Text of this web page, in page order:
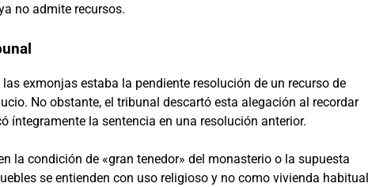
no admite recursos.
exmonjas estaba la pendiente resolución de un recurso de
No obstante, el tribunal descartó esta alegación al recordar
íntegramente la sentencia en una resolución anterior.
la condición de «gran tenedor» del monasterio o la supuesta
se entienden con uso religioso y no como vivienda habitual